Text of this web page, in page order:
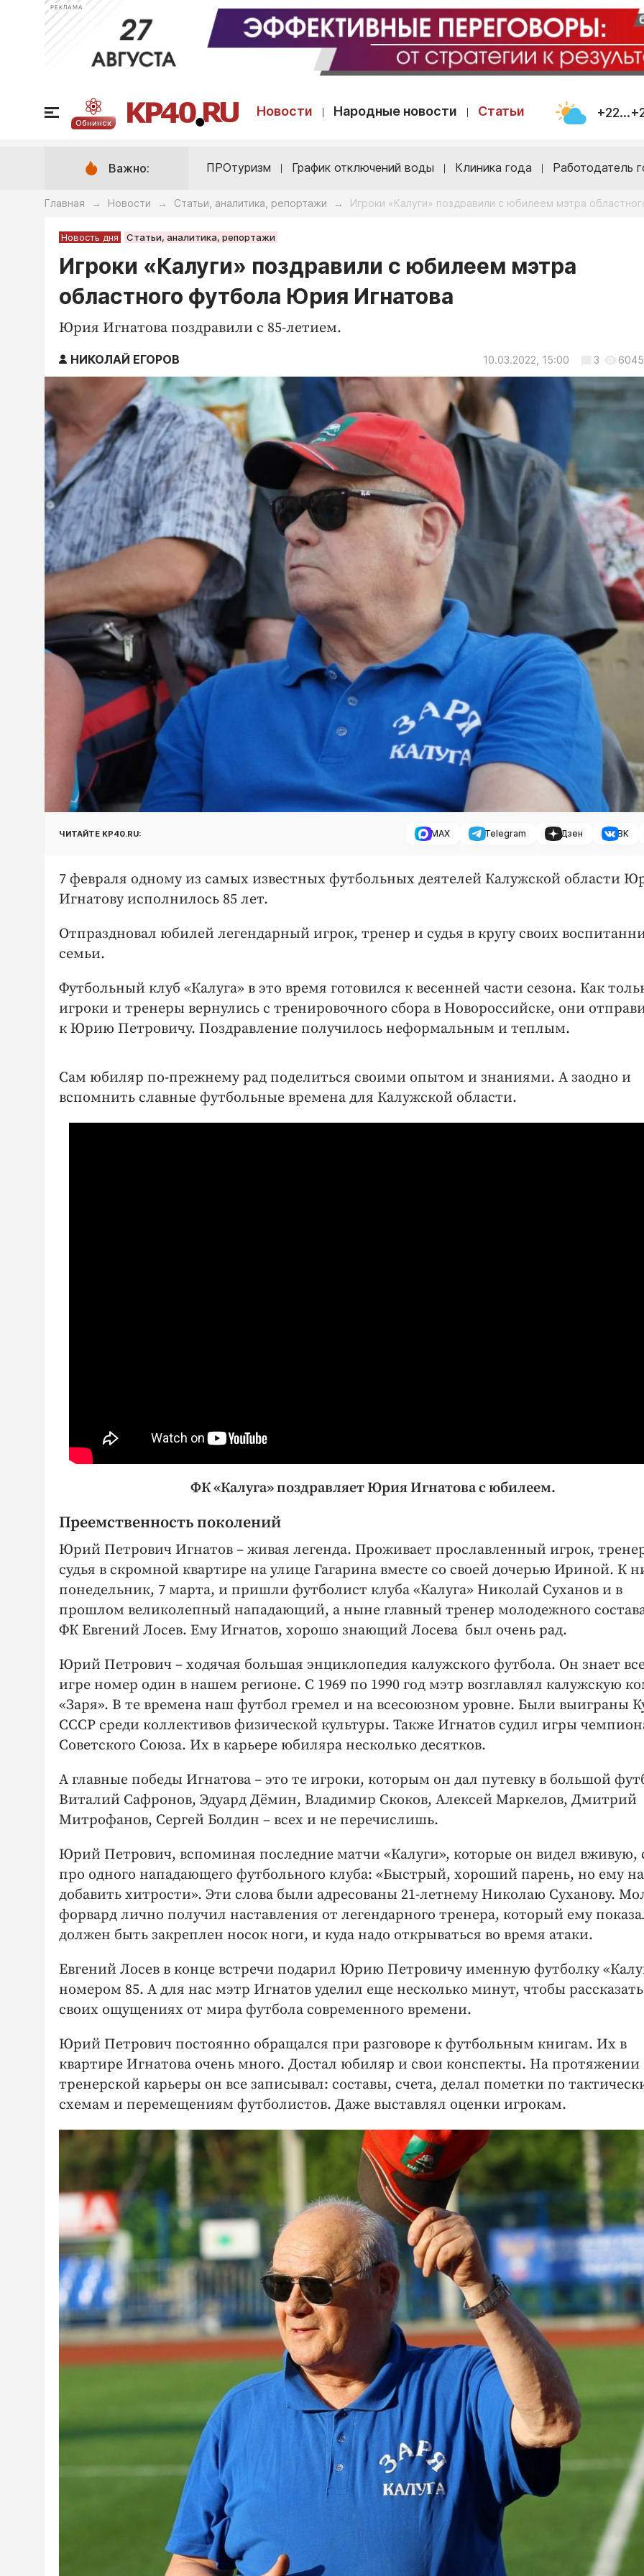
РЕКЛАМА
Обнинск
Новости Народные новости Статьи
Важно: ПРОтуризм График отключений воды Клиника года Работодатель
Главная → Новости → Статьи, аналитика, репортажи → Игроки «Калуги» поздравили с юбилеем мэтра
Новость дня Статьи, аналитика, репортажи
Игроки «Калуги» поздравили с юбилеем мэтра
областного футбола Юрия Игнатова
Юрия Игнатова поздравили с 85-летием.
НИКОЛАЙ ЕГОРОВ 10.03.2022, 15:00 3 6045
ЧИТАЙТЕ KP40.RU: MAX Telegram Дзен ВК
7 февраля одному из самых известных футбольных деятелей Калужской области
Игнатову исполнилось 85 лет.
Отпраздновал юбилей легендарный игрок, тренер и судья в кругу своих
семьи.
Футбольный клуб «Калуга» в это время готовился к весенней части сезона. Как
игроки и тренеры вернулись с тренировочного сбора в Новороссийске, они
к Юрию Петровичу. Поздравление получилось неформальным и теплым.
Сам юбиляр по-прежнему рад поделиться своими опытом и знаниями. А заодно и
вспомнить славные футбольные времена для Калужской области.
ФК «Калуга» поздравляет Юрия Игнатова с юбилеем.
Преемственность поколений
Юрий Петрович Игнатов – живая легенда. Проживает прославленный игрок,
судья в скромной квартире на улице Гагарина вместе со своей дочерью Ириной. К
понедельник, 7 марта, и пришли футболист клуба «Калуга» Николай Суханов и в
прошлом великолепный нападающий, а ныне главный тренер молодежного
ФК Евгений Лосев. Ему Игнатов, хорошо знающий Лосева был очень рад.
Юрий Петрович – ходячая большая энциклопедия калужского футбола. Он знает
игре номер один в нашем регионе. С 1969 по 1990 год мэтр возглавлял калужскую
«Заря». В те времена наш футбол гремел и на всесоюзном уровне. Были выиграны
СССР среди коллективов физической культуры. Также Игнатов судил игры
Советского Союза. Их в карьере юбиляра несколько десятков.
А главные победы Игнатова – это те игроки, которым он дал путевку в большой
Виталий Сафронов, Эдуард Дёмин, Владимир Скоков, Алексей Маркелов, Дмитрий
Митрофанов, Сергей Болдин – всех и не перечислишь.
Юрий Петрович, вспоминая последние матчи «Калуги», которые он видел вживую,
про одного нападающего футбольного клуба: «Быстрый, хороший парень, но ему
добавить хитрости». Эти слова были адресованы 21-летнему Николаю Суханову.
форвард лично получил наставления от легендарного тренера, который ему
должен быть закреплен носок ноги, и куда надо открываться во время атаки.
Евгений Лосев в конце встречи подарил Юрию Петровичу именную футболку
номером 85. А для нас мэтр Игнатов уделил еще несколько минут, чтобы
своих ощущениях от мира футбола современного времени.
Юрий Петрович постоянно обращался при разговоре к футбольным книгам. Их в
квартире Игнатова очень много. Достал юбиляр и свои конспекты. На протяжении
тренерской карьеры он все записывал: составы, счета, делал пометки по
схемам и перемещениям футболистов. Даже выставлял оценки игрокам.